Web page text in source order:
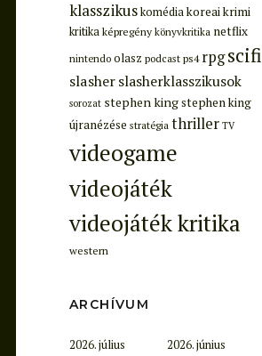
klasszikuskomédiakoreaikrimi
kritikaképregény könyvkritika netflix
nintendo olasz podcast ps4 rpgscifi
slasherslasherklasszikusok
sorozat stephen kingstephen king
újranézése stratégia thriller TV
videogame
videojáték
videojáték kritika
western
ARCHÍVUM
2026. július
2026. június